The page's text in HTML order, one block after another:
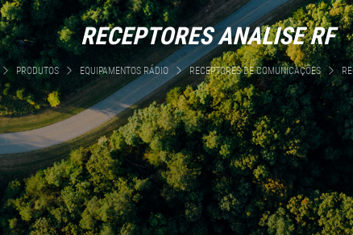
RECEPTORES ANALISE RF
PRODUTOS EQUIPAMENTOS RÁDIO RECEPTORES DE COMUNICAÇÕES